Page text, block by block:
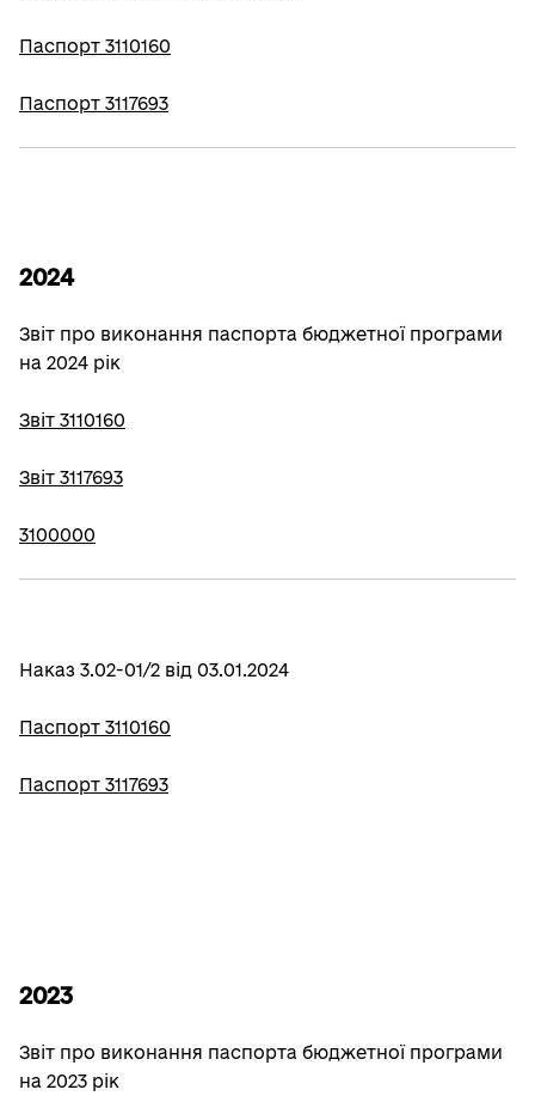
Паспорт 3110160
Паспорт 3117693
2024
Звіт про виконання паспорта бюджетної програми
на 2024 рік
Звіт 3110160
Звіт 3117693
3100000
Наказ 3.02-01/2 від 03.01.2024
Паспорт 3110160
Паспорт 3117693
2023
Звіт про виконання паспорта бюджетної програми
на 2023 рік